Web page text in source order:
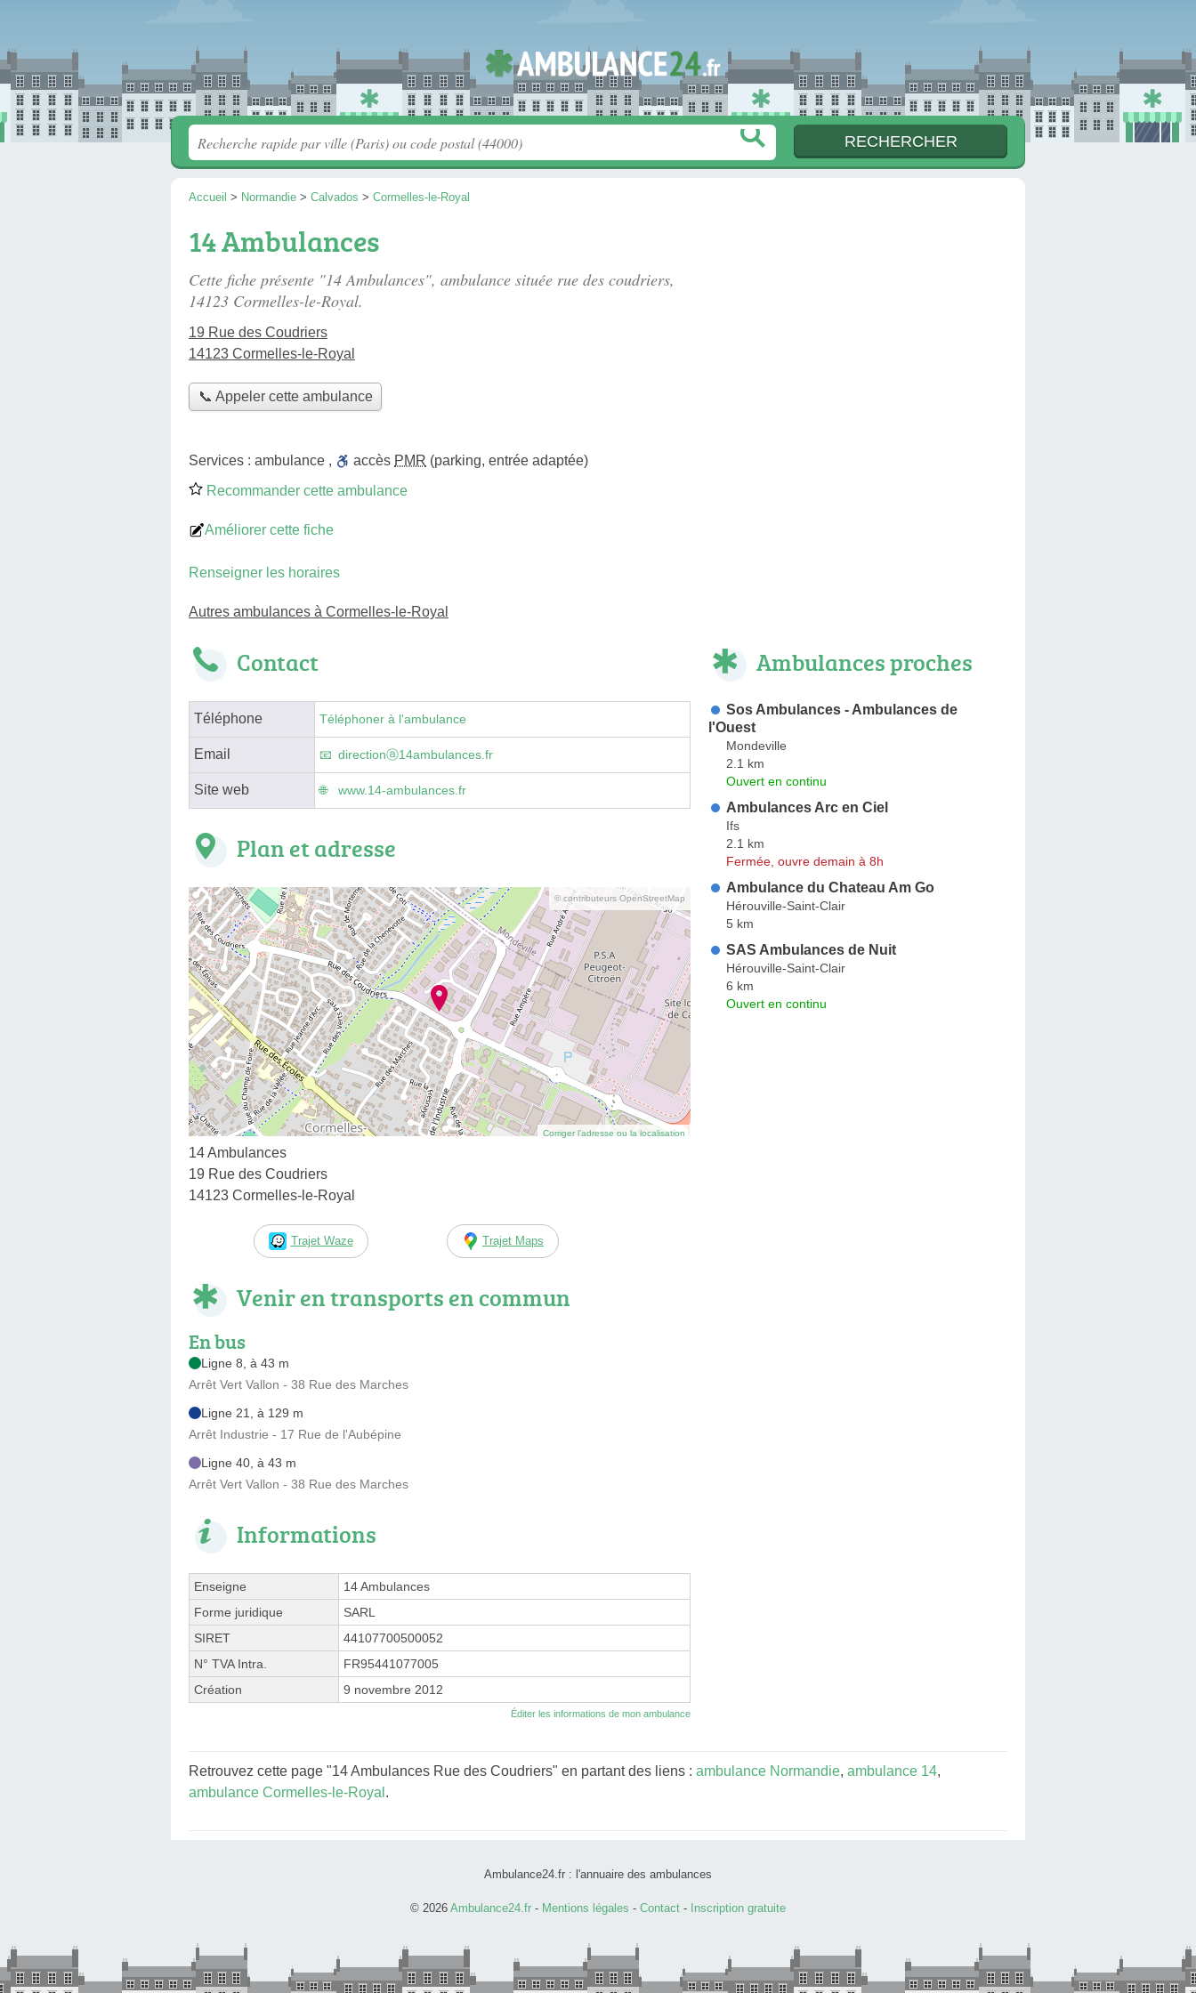
Accueil > Normandie > Calvados > Cormelles-le-Royal
14 Ambulances
Cette fiche présente "14 Ambulances", ambulance située rue des coudriers,
14123 Cormelles-le-Royal.
19 Rue des Coudriers
14123 Cormelles-le-Royal
📞 Appeler cette ambulance
Services : ambulance , accès PMR (parking, entrée adaptée)
Recommander cette ambulance
Améliorer cette fiche
Renseigner les horaires
Autres ambulances à Cormelles-le-Royal
Contact
Téléphone Téléphoner à l'ambulance
Email directionⓐ14ambulances.fr
Site web www.14-ambulances.fr
Plan et adresse
© contributeurs OpenStreetMap
Corriger l’adresse ou la localisation
14 Ambulances
19 Rue des Coudriers
14123 Cormelles-le-Royal
Trajet Waze Trajet Maps
Venir en transports en commun
En bus
Ligne 8, à 43 m
Arrêt Vert Vallon - 38 Rue des Marches
Ligne 21, à 129 m
Arrêt Industrie - 17 Rue de l'Aubépine
Ligne 40, à 43 m
Arrêt Vert Vallon - 38 Rue des Marches
Informations
Enseigne
14 Ambulances
Forme juridique
SARL
SIRET
44107700500052
N° TVA Intra.
FR95441077005
Création
9 novembre 2012
Éditer les informations de mon ambulance
Ambulances proches
Sos Ambulances - Ambulances de
l'Ouest
Mondeville
2.1 km
Ouvert en continu
Ambulances Arc en Ciel
Ifs
2.1 km
Fermée, ouvre demain à 8h
Ambulance du Chateau Am Go
Hérouville-Saint-Clair
5 km
SAS Ambulances de Nuit
Hérouville-Saint-Clair
6 km
Ouvert en continu
Retrouvez cette page "14 Ambulances Rue des Coudriers" en partant des liens : ambulance Normandie, ambulance 14,
ambulance Cormelles-le-Royal .
Ambulance24.fr : l'annuaire des ambulances
© 2026 Ambulance24.fr - Mentions légales - Contact - Inscription gratuite